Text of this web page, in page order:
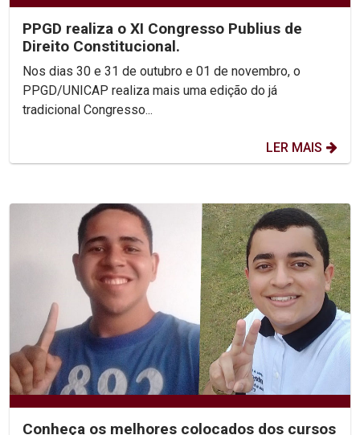
PPGD realiza o XI Congresso Publius de
Direito Constitucional.
Nos dias 30 e 31 de outubro e 01 de novembro, o
PPGD/UNICAP realiza mais uma edição do já
tradicional Congresso...
LER MAIS
Conheça os melhores colocados dos cursos